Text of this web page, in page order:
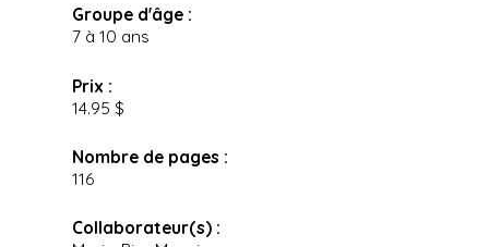
Groupe d'âge :
7 à 10 ans
Prix :
14.95 $
Nombre de pages :
116
Collaborateur(s) :